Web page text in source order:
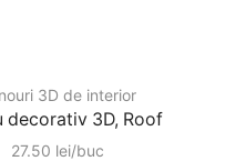
3D de interior
decorativ 3D, Roof
27.50 lei